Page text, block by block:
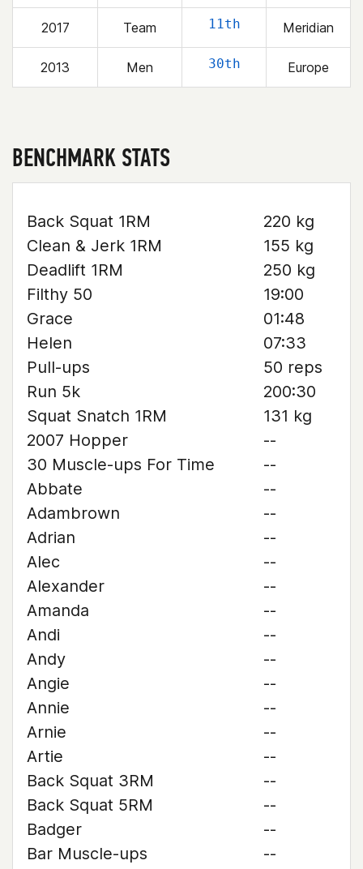
2017 Team 11th Meridian
2013 Men 30th Europe
BENCHMARK STATS
Back Squat 1RM
220 kg
Clean & Jerk 1RM
155 kg
Deadlift 1RM
250 kg
Filthy 50
19:00
Grace
01:48
Helen
07:33
Pull-ups
50 reps
Run 5k
200:30
Squat Snatch 1RM
131 kg
2007 Hopper
--
30 Muscle-ups For Time
--
Abbate
--
Adambrown
--
Adrian
--
Alec
--
Alexander
--
Amanda
--
Andi
--
Andy
--
Angie
--
Annie
--
Arnie
--
Artie
--
Back Squat 3RM
--
Back Squat 5RM
--
Badger
--
Bar Muscle-ups
--